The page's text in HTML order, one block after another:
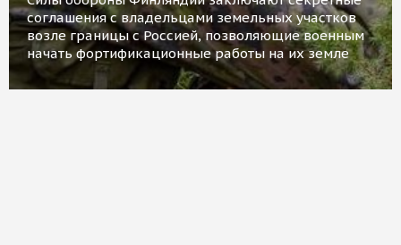
соглашения с владельцами земельных участков
возле границы с Россией, позволяющие военным
начать фортификационные работы на их земле